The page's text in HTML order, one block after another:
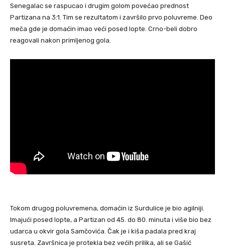
Senegalac se raspucao i drugim golom povećao prednost
Partizana na 3:1. Tim se rezultatom i završilo prvo poluvreme. Deo
meča gde je domaćin imao veći posed lopte. Crno-beli dobro
reagovali nakon primljenog gola.
Tokom drugog poluvremena, domaćin iz Surdulice je bio agilniji.
Imajući posed lopte, a Partizan od 45. do 80. minuta i više bio bez
udarca u okvir gola Samčovića. Čak je i kiša padala pred kraj
susreta. Završnica je protekla bez većih prilika, ali se Gašić